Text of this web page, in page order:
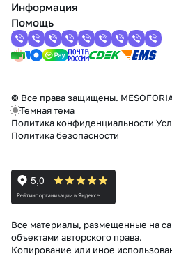
Информация
Помощь
© Все права защищены.
Темная тема
Политика конфиденциальности
Политика безопасности
Все материалы, размещенные на
объектами авторского права.
Копирование или иное